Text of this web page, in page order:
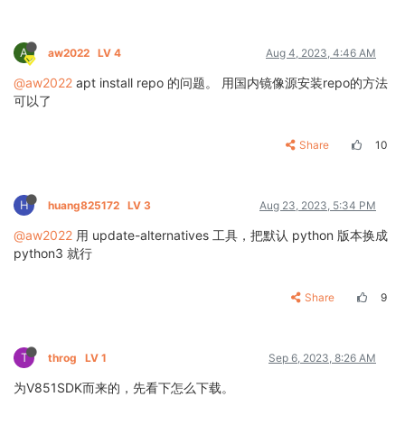
A aw2022 LV 4 Aug 4, 2023, 4:46 AM
@aw2022 apt install repo 的问题。 用国内镜像源安装repo的方法
可以了
Share 10
H huang825172 LV 3 Aug 23, 2023, 5:34 PM
@aw2022 用 update-alternatives 工具，把默认 python 版本换成
python3 就行
Share 9
T throg LV 1 Sep 6, 2023, 8:26 AM
为V851SDK而来的，先看下怎么下载。